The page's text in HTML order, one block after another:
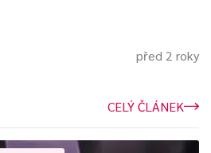
před 2 roky
CELÝ ČLÁNEK